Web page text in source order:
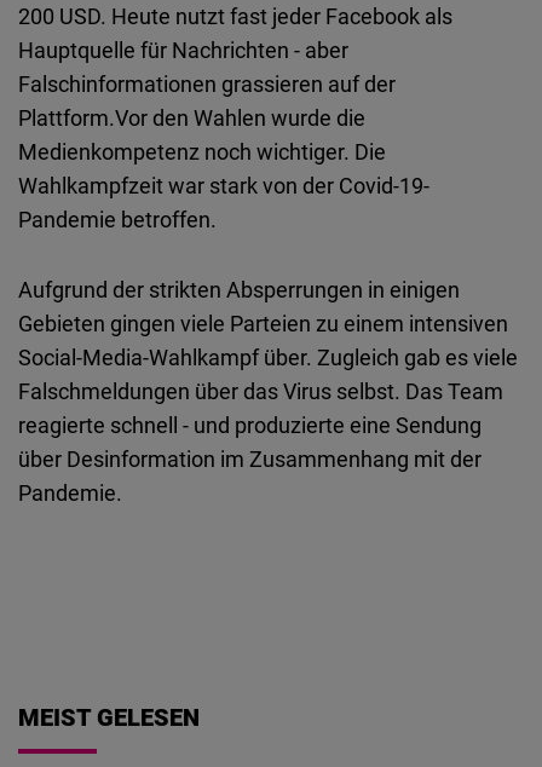
200 USD. Heute nutzt fast jeder Facebook als
Hauptquelle für Nachrichten - aber
Falschinformationen grassieren auf der
Plattform.Vor den Wahlen wurde die
Medienkompetenz noch wichtiger. Die
Wahlkampfzeit war stark von der Covid-19-
Pandemie betroffen.
Aufgrund der strikten Absperrungen in einigen
Gebieten gingen viele Parteien zu einem intensiven
Social-Media-Wahlkampf über. Zugleich gab es viele
Falschmeldungen über das Virus selbst. Das Team
reagierte schnell - und produzierte eine Sendung
über Desinformation im Zusammenhang mit der
Pandemie.
MEIST GELESEN